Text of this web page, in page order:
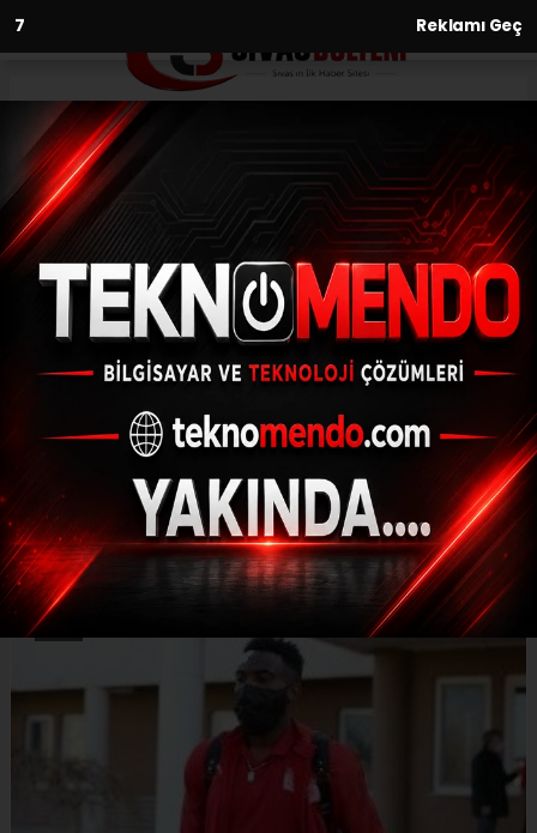
6 Reklamı Geç
Anasayfa
Aaron Appindangoye’nin
tedavisi Fransa’da sürüyor
04.06.2021 - 13:53, Güncelleme: 04.06.2021 - 13:53
DG Sivasspor'da uzun süredir sakatlığı
nedeniyle forma giyemeyen Aaron
Appindangoye'nin tedavisi Fransa'da
sürüyor.
ABONE OL